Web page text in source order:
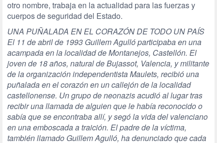
otro nombre, trabaja en la actualidad para las fuerzas y
cuerpos de seguridad del Estado.
UNA PUÑALADA EN EL CORAZÓN DE TODO UN PAÍS
El 11 de abril de 1993 Guillem Agulló participaba en una
acampada en la localidad de Montanejos, Castellón. El
joven de 18 años, natural de Bujassot, Valencia, y militante
de la organización independentista Maulets, recibió una
puñalada en el corazón en un callejón de la localidad
castellonense. Un grupo de neonazis acudió al lugar tras
recibir una llamada de alguien que le había reconocido o
sabía que se encontraba allí, y segó la vida del valenciano
en una emboscada a traición. El padre de la víctima,
también llamado Guillem Agulló, ha denunciado que cada